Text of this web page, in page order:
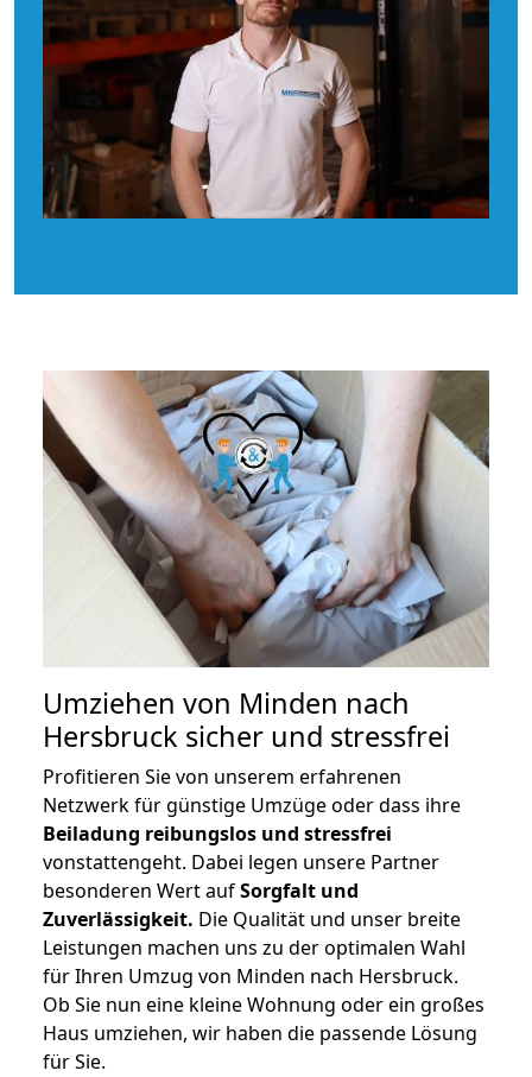
Umziehen von Minden nach
Hersbruck sicher und stressfrei
Profitieren Sie von unserem erfahrenen
Netzwerk für günstige Umzüge oder dass ihre
Beiladung reibungslos und stressfrei
vonstattengeht. Dabei legen unsere Partner
besonderen Wert aufSorgfalt und
Zuverlässigkeit. Die Qualität und unser breite
Leistungen machen uns zu der optimalen Wahl
für Ihren Umzug von Minden nach Hersbruck.
Ob Sie nun eine kleine Wohnung oder ein großes
Haus umziehen, wir haben die passende Lösung
für Sie.